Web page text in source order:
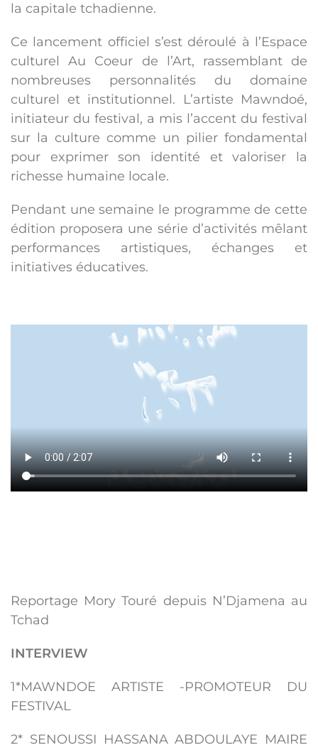
la capitale tchadienne.
Ce lancement officiel s’est déroulé à l’Espace
culturel Au Coeur de l’Art, rassemblant de
nombreuses personnalités du domaine
culturel et institutionnel. L’artiste Mawndoé,
initiateur du festival, a mis l’accent du festival
sur la culture comme un pilier fondamental
pour exprimer son identité et valoriser la
richesse humaine locale.
Pendant une semaine le programme de cette
édition proposera une série d’activités mêlant
performances artistiques, échanges et
initiatives éducatives.
Reportage Mory Touré depuis N’Djamena au
Tchad
INTERVIEW
1*MAWNDOE ARTISTE -PROMOTEUR DU
FESTIVAL
2* SENOUSSI HASSANA ABDOULAYE MAIRE